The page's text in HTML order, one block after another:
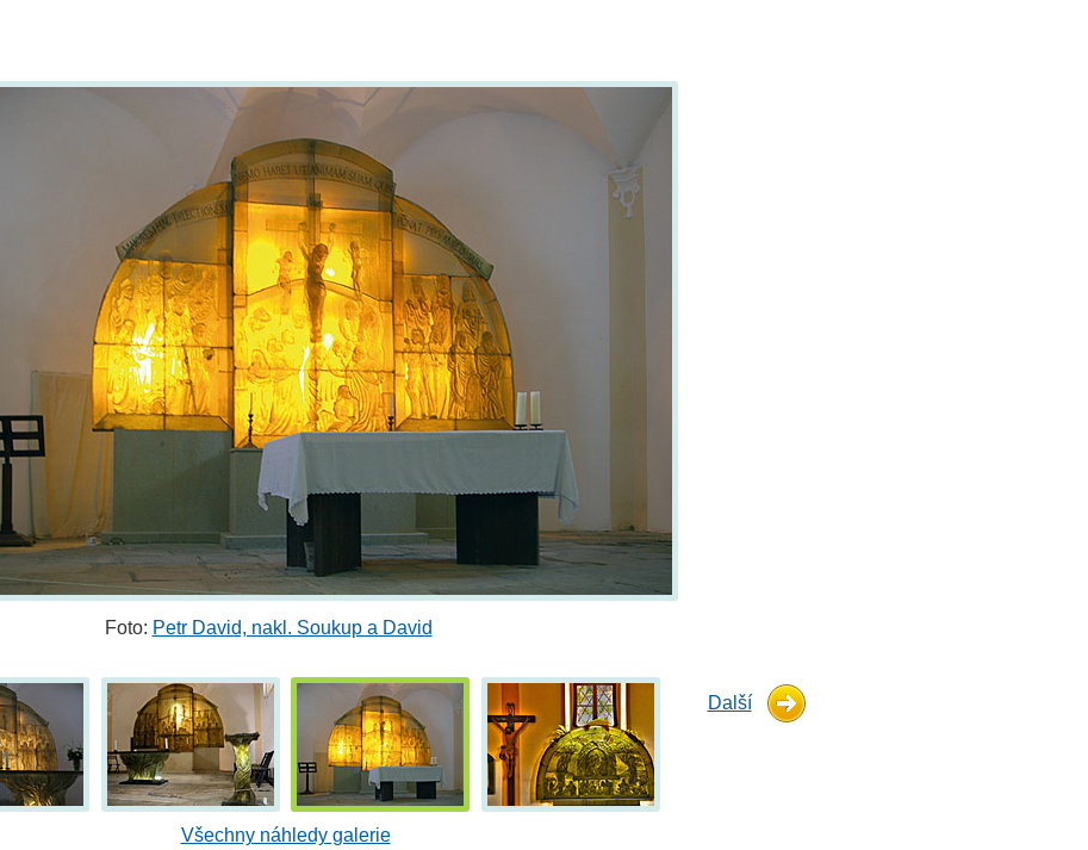
Foto: Petr David, nakl. Soukup a David
Všechny náhledy galerie
Další